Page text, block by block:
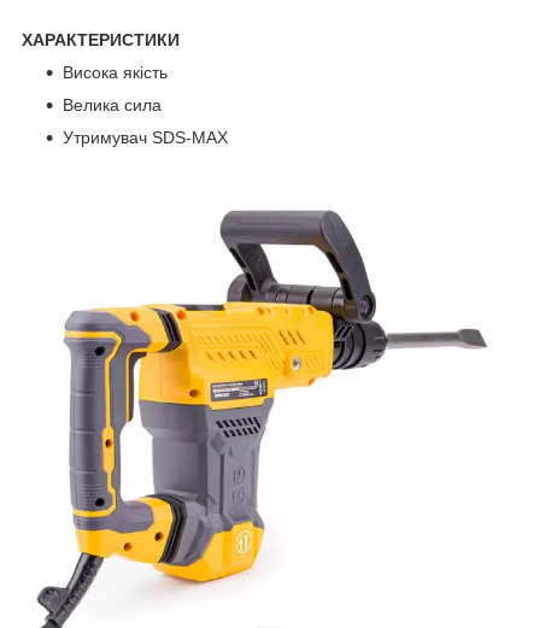
ХАРАКТЕРИСТИКИ
Висока якість
Велика сила
Утримувач SDS-MAX